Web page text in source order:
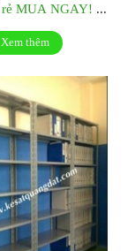
Xem thêm